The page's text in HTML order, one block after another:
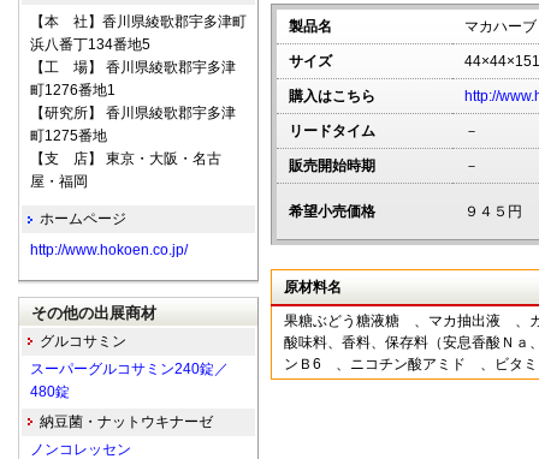
製品名 マカハー
サイズ 44×44×151
購入はこちら http://
リードタイム －
販売開始時期 －
希望小売価格 ９４５円
原材料名
果糖ぶどう糖液糖 、マカ抽出液 、
酸味料、香料、保存料（安息香酸Ｎ
ンＢ6 、ニコチン酸アミド 、ビタ
【本 社】香川県綾歌郡宇多津町
浜八番丁134番地5
【工 場】 香川県綾歌郡宇多津
町1276番地1
【研究所】 香川県綾歌郡宇多津
町1275番地
【支 店】 東京・大阪・名古
屋・福岡
ホームページ
http://www.hokoen.co.jp/
その他の出展商材
グルコサミン
スーパーグルコサミン240錠／
480錠
納豆菌・ナットウキナーゼ
ノンコレッセン